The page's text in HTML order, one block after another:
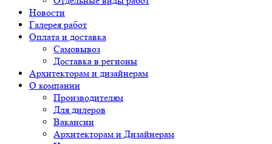
Новости
Галерея работ
Оплата и доставка
Самовывоз
Доставка в регионы
Архитекторам и дизайнерам
О компании
Производителям
Для дилеров
Вакансии
Архитекторам и Дизайнерам